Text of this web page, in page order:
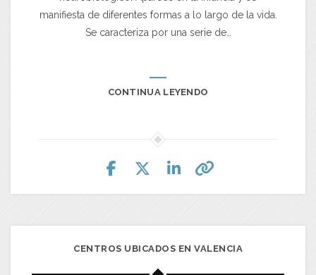
manifiesta de diferentes formas a lo largo de la vida.
Se caracteriza por una serie de…
CONTINUA LEYENDO
CENTROS UBICADOS EN VALENCIA